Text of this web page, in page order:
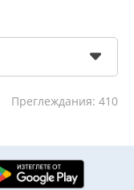
Преглеждания: 410